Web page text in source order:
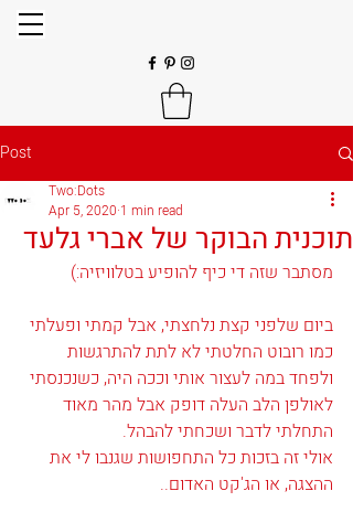
Post
תוכנית הבוקר של אברי גלעד
Two:Dots
Apr 5, 2020 1 min read
מסתבר שזה די כיף להופיע בטלוויזיה:)
ביום שלפני קצת נלחצתי, אבל קמתי ופעלתי
כמו רובוט החלטתי לא לתת להתרגשות
ולפחד במה לעצור אותי וככה היה, כשנכנסתי
לאולפן הלב העלה דופק אבל מהר מאוד
התחלתי לדבר ושכחתי להבהל.
אולי זה בזכות כל התחפושות שגנבו לי את
ההצגה, או הג'קט האדום..